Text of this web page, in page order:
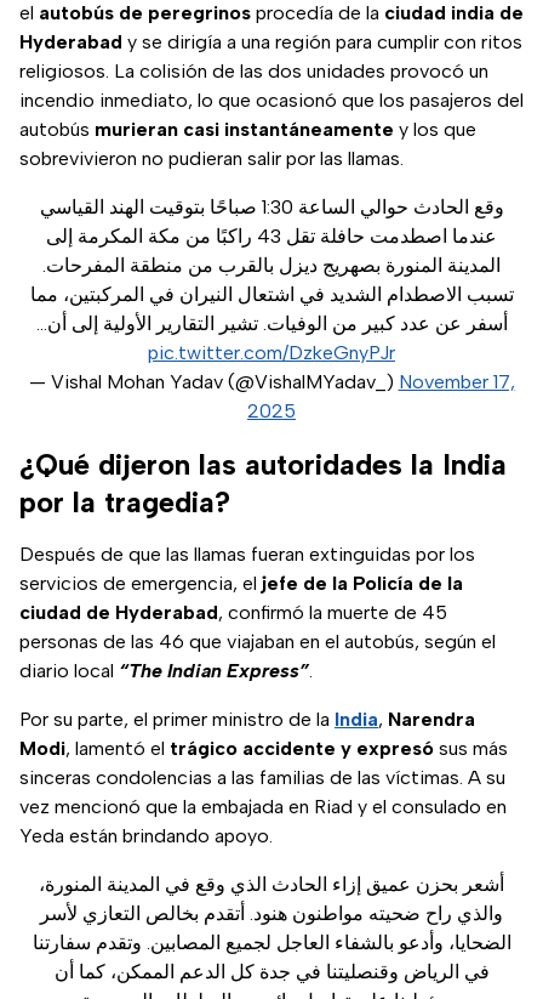
el autobús de peregrinos procedía de la ciudad india de
Hyderabad y se dirigía a una región para cumplir con ritos
religiosos. La colisión de las dos unidades provocó un
incendio inmediato, lo que ocasionó que los pasajeros del
autobús murieran casi instantáneamente y los que
sobrevivieron no pudieran salir por las llamas.
وقع الحادث حوالي الساعة 1:30 صباحًا بتوقيت الهند القياسي
عندما اصطدمت حافلة تقل 43 راكبًا من مكة المكرمة إلى
المدينة المنورة بصهريج ديزل بالقرب من منطقة المفرحات.
تسبب الاصطدام الشديد في اشتعال النيران في المركبتين، مما
أسفر عن عدد كبير من الوفيات. تشير التقارير الأولية إلى أن…
pic.twitter.com/DzkeGnyPJr
— Vishal Mohan Yadav (@VishalMYadav_) November 17,
2025
¿Qué dijeron las autoridades la India
por la tragedia?
Después de que las llamas fueran extinguidas por los
servicios de emergencia, el jefe de la Policía de la
ciudad de Hyderabad, confirmó la muerte de 45
personas de las 46 que viajaban en el autobús, según el
diario local “The Indian Express”.
Por su parte, el primer ministro de la India, Narendra
Modi, lamentó el trágico accidente y expresó sus más
sinceras condolencias a las familias de las víctimas. A su
vez mencionó que la embajada en Riad y el consulado en
Yeda están brindando apoyo.
أشعر بحزن عميق إزاء الحادث الذي وقع في المدينة المنورة،
والذي راح ضحيته مواطنون هنود. أتقدم بخالص التعازي لأسر
الضحايا، وأدعو بالشفاء العاجل لجميع المصابين. وتقدم سفارتنا
في الرياض وقنصليتنا في جدة كل الدعم الممكن، كما أن